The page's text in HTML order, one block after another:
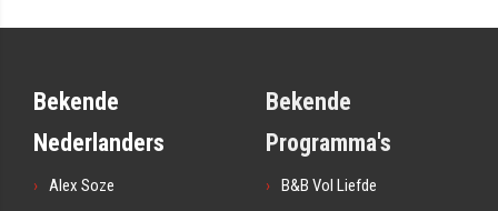
Bekende
Nederlanders
Alex Soze
Bekende
Programma's
B&B Vol Liefde